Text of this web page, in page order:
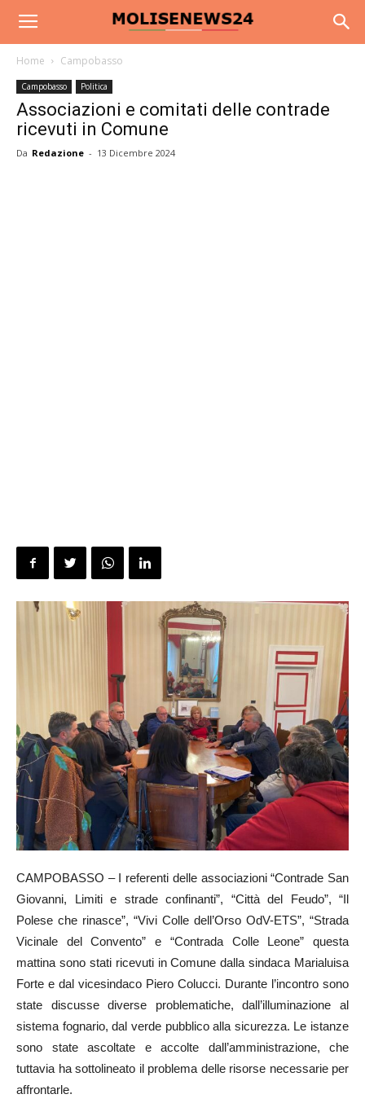
Home Campobasso
Campobasso Politica
Associazioni e comitati delle contrade
ricevuti in Comune
Da Redazione - 13 Dicembre 2024
CAMPOBASSO – I referenti delle associazioni “Contrade San
Giovanni, Limiti e strade confinanti”, “Città del Feudo”, “Il
Polese che rinasce”, “Vivi Colle dell’Orso OdV-ETS”, “Strada
Vicinale del Convento” e “Contrada Colle Leone” questa
mattina sono stati ricevuti in Comune dalla sindaca Marialuisa
Forte e dal vicesindaco Piero Colucci. Durante l’incontro sono
state discusse diverse problematiche, dall’illuminazione al
sistema fognario, dal verde pubblico alla sicurezza. Le istanze
sono state ascoltate e accolte dall’amministrazione, che
tuttavia ha sottolineato il problema delle risorse necessarie per
affrontarle.